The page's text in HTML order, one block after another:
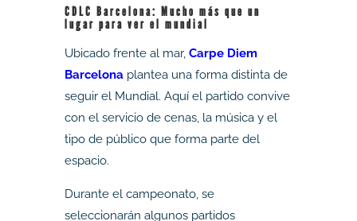
CDLC Barcelona: Mucho más que un
lugar para ver el mundial
Ubicado frente al mar, Carpe Diem
Barcelonaplantea una forma distinta de
seguir el Mundial. Aquí el partido convive
con el servicio de cenas, la música y el
tipo de público que forma parte del
espacio.
Durante el campeonato, se
seleccionarán algunos partidos